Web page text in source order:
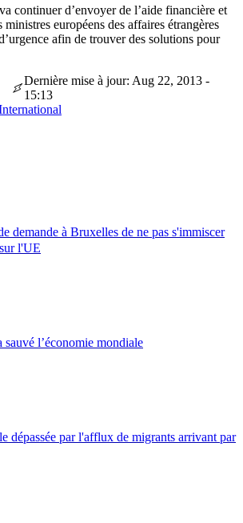
continuer d’envoyer de l’aide financière et
européens des affaires étrangères
afin de trouver des solutions pour
Dernière mise à jour: Aug 22, 2013 -
15:13
demande à Bruxelles de ne pas s'immiscer
l'UE
l’économie mondiale
dépassée par l'afflux de migrants arrivant par